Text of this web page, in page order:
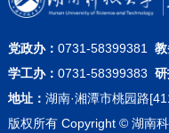
党政办： 0731-58399381 教
学工办： 0731-58399383 研
地址： 湖南·湘潭市桃园路
版权所有 Copyright © 湖南